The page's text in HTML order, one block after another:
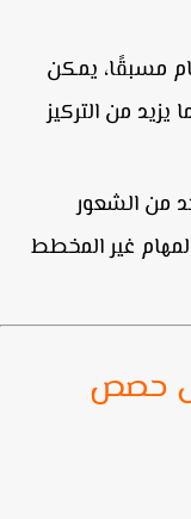
مسبقًا، يمكن
من التركيز
الشعور
غير المخطط
حصص